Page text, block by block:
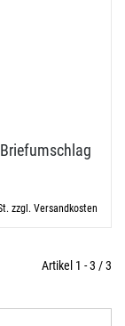
zzgl. Versandkosten
Artikel 1 - 3 / 3